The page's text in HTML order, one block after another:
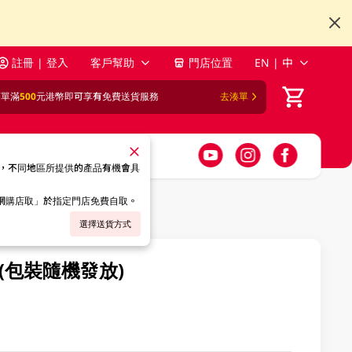
註冊 | 登入 客戶幫助 門店位置 EN | 中
滿500元港幣即可享有免費送貨服務 去湊單
不同地區所提供的產品有機會具
購店取」於指定門店免費自取。
選擇送貨方式
裝隨機發放)